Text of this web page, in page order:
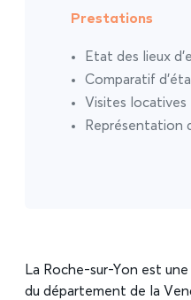
La Roche-sur-Yon est
du département de la
Prestations
Etat des lieux
Comparatif
Visites locatives
Représentation